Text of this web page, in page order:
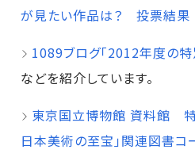
が見たい作品は？ 投票結果
1089ブログ「2012年度の特
などを紹介しています。
東京国立博物館 資料館 特
日本美術の至宝｣関連図書コ